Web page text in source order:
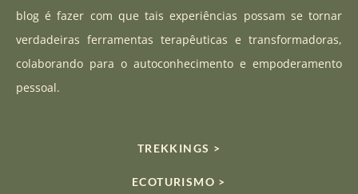
a
m
blog é fazer com que tais experiências possam se tornar
verdadeiras ferramentas terapêuticas e transformadoras,
colaborando para o autoconhecimento e empoderamento
pessoal.
TREKKINGS >
ECOTURISMO >